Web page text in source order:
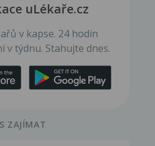
uLékaře.cz
v kapse. 24 hodin
v týdnu. Stahujte dnes.
ZAJÍMAT